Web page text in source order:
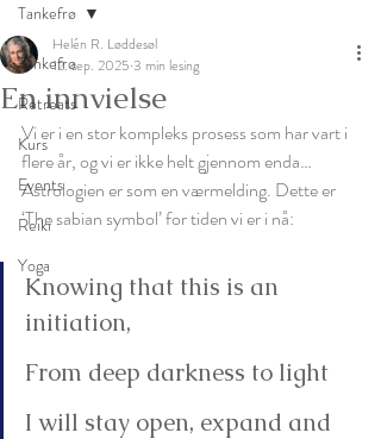
Tankefrø
Retreats
Kurs
Events
Reiki
Yoga
Tankefrø
En innvielse
Helén R. Løddesøl
12. sep. 2025 3 min lesing
Vi er i en stor kompleks prosess som har vart i
flere år, og vi er ikke helt gjennom enda…
Astrologien er som en værmelding. Dette er
‘The sabian symbol’ for tiden vi er i nå:
Knowing that this is an
initiation,
From deep darkness to light
I will stay open, expand and